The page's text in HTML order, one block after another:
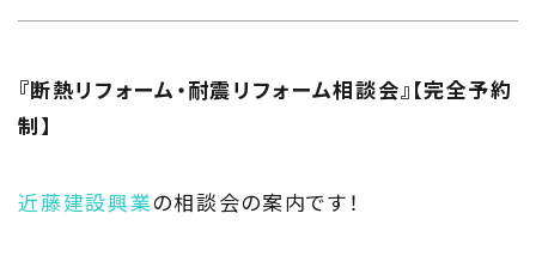
About
Concept
『断熱リフォーム・耐震リフォーム相談会』【完全予約
制】
近藤建設興業の相談会の案内です！